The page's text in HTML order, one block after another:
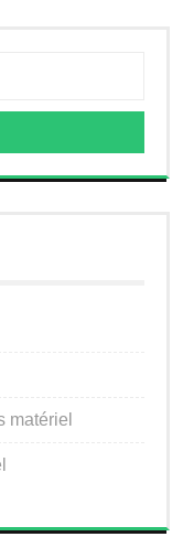
matériel